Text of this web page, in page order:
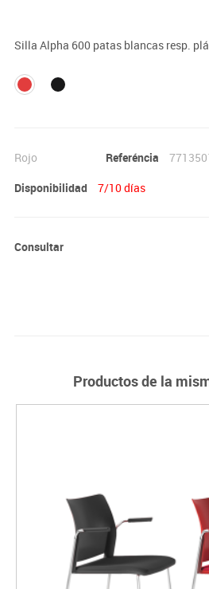
Silla Alpha 600 patas blancas resp.
Rojo Referéncia
Disponibilidad
7/10 días
Consultar
Productos de la